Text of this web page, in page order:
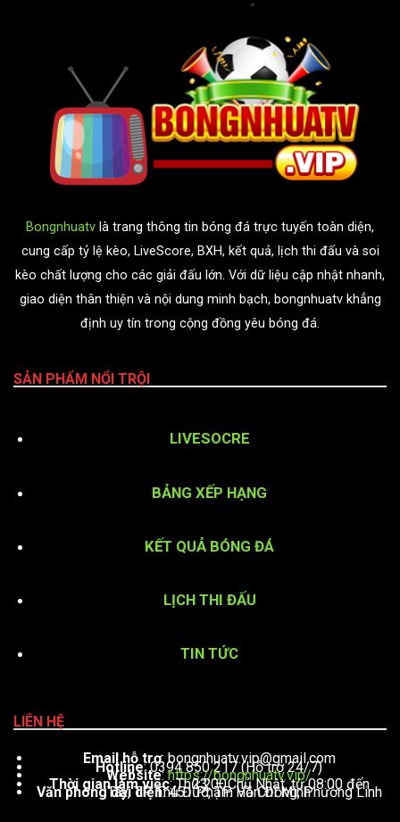
Bongnhuatv là trang thông tin bóng đá trực tuyến toàn diện,
cung cấp tỷ lệ kèo, LiveScore, BXH, kết quả, lịch thi đấu và soi
kèo chất lượng cho các giải đấu lớn. Với dữ liệu cập nhật nhanh,
giao diện thân thiện và nội dung minh bạch, bongnhuatv khẳng
định uy tín trong cộng đồng yêu bóng đá.
SẢN PHẨM NỔI TRỘI
LIVESOCRE
BẢNG XẾP HẠNG
KẾT QUẢ BÓNG ĐÁ
LỊCH THI ĐẤU
TIN TỨC
LIÊN HỆ
Email hỗ trợ:bongnhuatv.vip@gmail.com
Hotline: 0394 850 217 (Hỗ trợ 24/7)
Website:https://bongnhuatv.vip/
Thời gian làm việc : Thứ 2 – Chủ Nhật, từ 08:00 đến 23:00
Văn phòng đại diện: 451 Phạm Văn Đồng, Phường Linh Tây, TP. Thủ Đức, TP. Hồ Chí Minh